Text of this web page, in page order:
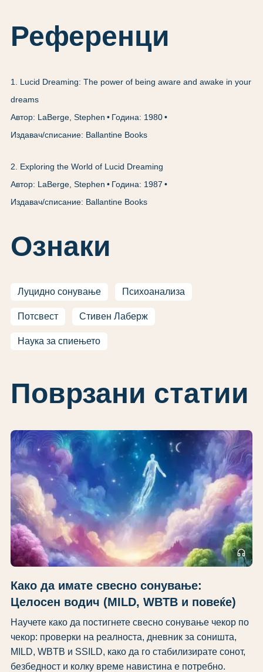
Референци
1
Lucid Dreaming: The power of being aware and awake in your
dreams
Автор: LaBerge, Stephen
Година: 1980
Издавач/списание: Ballantine Books
2
Exploring the World of Lucid Dreaming
Автор: LaBerge, Stephen
Година: 1987
Издавач/списание: Ballantine Books
Ознаки
Луцидно сонување Психоанализа
Потсвест Стивен Лаберж
Наука за спиењето
Поврзани статии
headphones
Како да имате свесно сонување:
Целосен водич (MILD, WBTB и повеќе)
Научете како да постигнете свесно сонување чекор по
чекор: проверки на реалноста, дневник за соништа,
MILD, WBTB и SSILD, како да го стабилизирате сонот,
безбедност и колку време навистина е потребно.